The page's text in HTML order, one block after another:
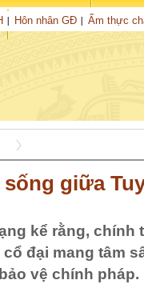
NGHIÊN CỨU
Hôn nhân GĐ Ẩm thực
sống giữa
kể rằng, chính
đại mang tâm
vệ chính pháp.